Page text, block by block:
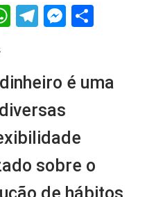
WhatsApp
Telegram
é uma
sobre o